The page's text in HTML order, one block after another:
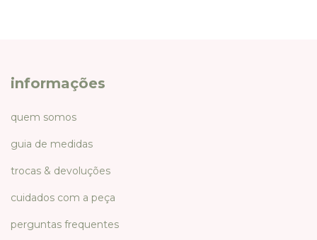
informações
quem somos
guia de medidas
trocas & devoluções
cuidados com a peça
perguntas frequentes